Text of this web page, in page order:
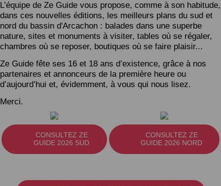
L’équipe de Ze Guide vous propose, comme à son habitude,
dans ces nouvelles éditions, les meilleurs plans du sud et
nord du bassin d'Arcachon : balades dans une superbe
nature, sites et monuments à visiter, tables où se régaler,
chambres où se reposer, boutiques où se faire plaisir...
Ze Guide fête ses 16 et 18 ans d’existence, grâce à nos
partenaires et annonceurs de la première heure ou
d’aujourd’hui et, évidemment, à vous qui nous lisez.
Merci.
CONSULTEZ ZE
GUIDE 2026 SUD
CONSULTEZ ZE
GUIDE 2026 NORD